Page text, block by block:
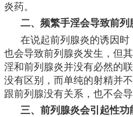
炎药。
二、频繁手淫会导致前列
在说起前列腺炎的诱因
也会导致前列腺炎发生，但
淫和前列腺炎并没有必然的
没有区别，而单纯的射精并
跟前列腺没有关系，也不会
三、前列腺炎会引起性功